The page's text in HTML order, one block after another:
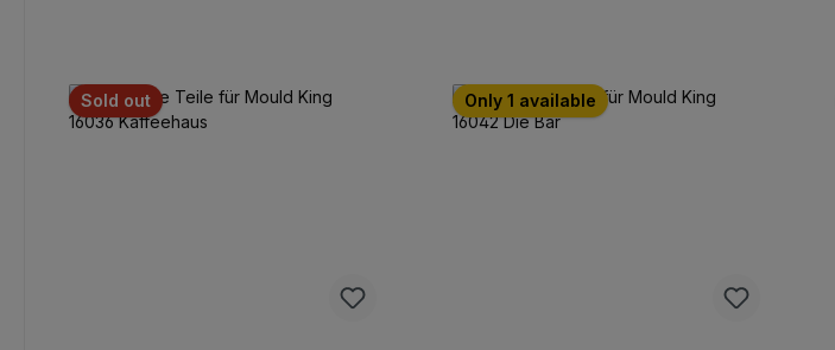
Sold out Only 1 available